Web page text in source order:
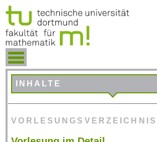
INHALTE
VORLESUNGSVERZEICHNIS